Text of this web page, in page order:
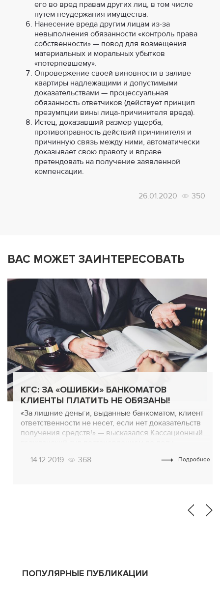
его во вред правам других лиц, в том числе
путем неудержания имущества.
Нанесение вреда другим лицам из-за
невыполнения обязанности «контроль права
собственности» — повод для возмещения
материальных и моральных убытков
«потерпевшему».
Опровержение своей виновности в заливе
квартиры надлежащими и допустимыми
доказательствами — процессуальная
обязанность ответчиков (действует принцип
презумпции вины лица-причинителя вреда).
Истец, доказавший размер ущерба,
противоправность действий причинителя и
причинную связь между ними, автоматически
доказывает свою правоту и вправе
претендовать на получение заявленной
компенсации.
26.01.2020 350
ВАС МОЖЕТ ЗАИНТЕРЕСОВАТЬ
КГС: ЗА «ОШИБКИ» БАНКОМАТОВ
КЛИЕНТЫ ПЛАТИТЬ НЕ ОБЯЗАНЫ!
«За лишние деньги, выданные банкоматом, клиент
ответственности не несет, если нет доказательств
получения средств!» — высказался Кассационный
ПриватБанка снимает в «чужом» банкомате
14.12.2019 368 Подробнее
ПОПУЛЯРНЫЕ ПУБЛИКАЦИИ